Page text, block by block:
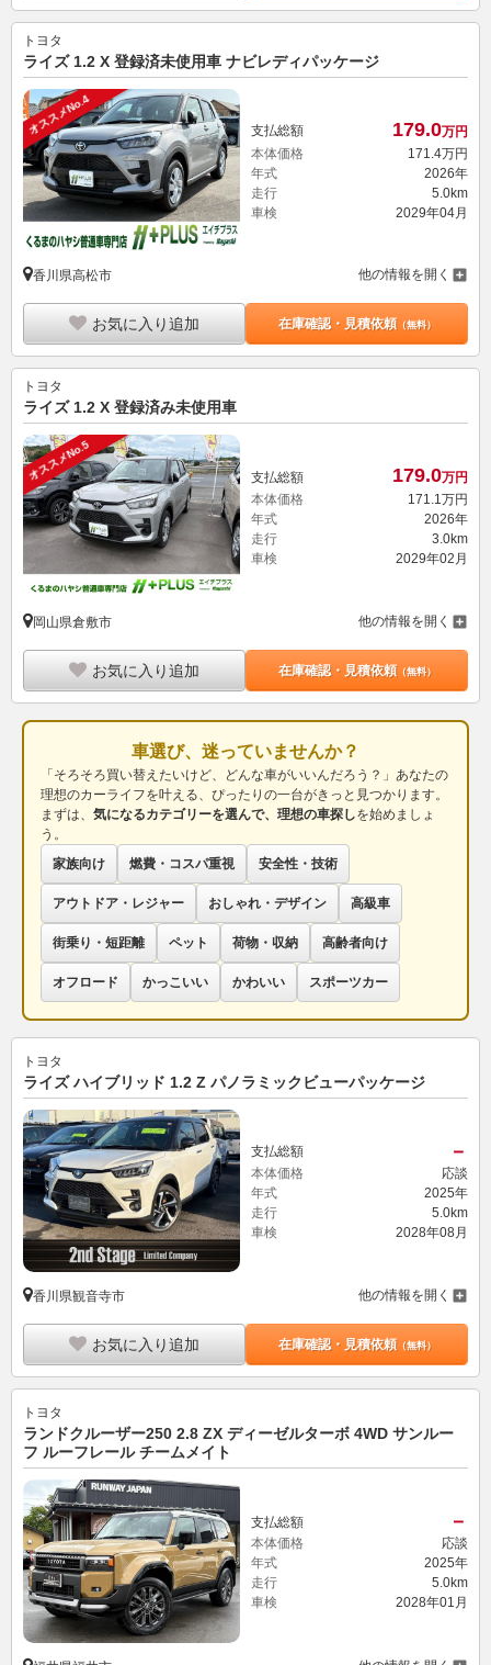
トヨタ
ライズ 1.2 X 登録済未使用車 ナビレディパッケージ
オススメNo.4 支払総額 179.0万円
本体価格
171. 4万円
年式
2026年
走行
5.0km
車検
2029年04月
香川県高松市 他の情報を開く
お気に入り追加 在庫確認・見積依頼（無料）
トヨタ
ライズ 1.2 X 登録済み未使用車
オススメNo.5 支払総額 179.0万円
本体価格
171.1万円
年式
2026年
走行
3.0km
車検
2029年02月
岡山県倉敷市 他の情報を開く
お気に入り追加 在庫確認・見積依頼（無料）
車選び、迷っていませんか？
「そろそろ買い替えたいけど、どんな車がいいんだろう？」あなたの
理想のカーライフを叶える、ぴったりの一台がきっと見つかります。
まずは、 気になるカテゴリーを選んで、理想の車探しを始めましょ
う。
家族向け
燃費・コスパ重視 安全性・技術
アウトドア・レジャー おしゃれ・デザイン 高級車
街乗り・短距離 ペット 荷物・収納 高齢者向け
オフロード かっこいい かわいい スポーツカー
トヨタ
ライズ ハイブリッド 1.2 Z パノラミックビューパッケージ
支払総額 －
本体価格
応談
年式
2025年
走行
5.0km
車検
2028年08月
香川県観音寺市 他の情報を開く
お気に入り追加 在庫確認・見積依頼（無料）
トヨタ
ランドクルーザー250 2.8 ZX ディーゼルターボ 4WD サンルー
フ ルーフレール チームメイト
支払総額 －
本体価格
応談
年式
2025年
走行
5.0km
車検
2028年01月